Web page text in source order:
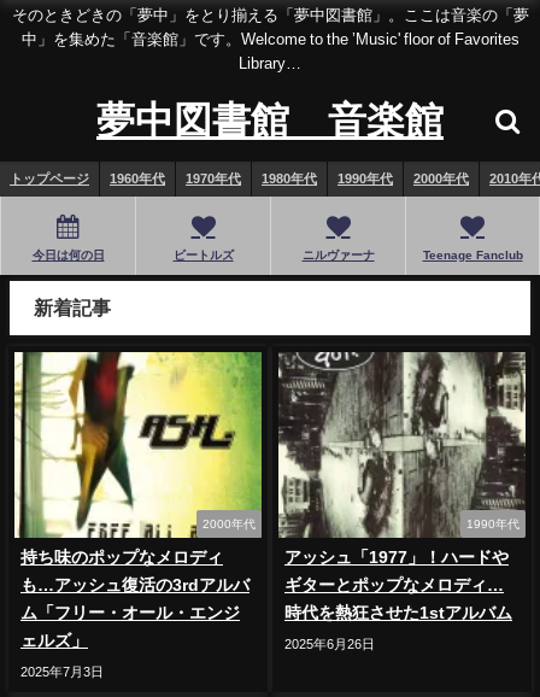
そのときどきの「夢中」をとり揃える「夢中図書館」。ここは音楽の「夢
中」を集めた「音楽館」です。Welcome to the ’Music' floor of Favorites
Library…
夢中図書館 音楽館
トップページ 1960年代 1970年代 1980年代 1990年代 2000年代 2010年
今日は何の日 ビートルズ ニルヴァーナ Teenage Fanclub
新着記事
2000年代
持ち味のポップなメロディ
も…アッシュ復活の3rdアルバ
ム「フリー・オール・エンジ
ェルズ」
2025年7月3日
1990年代
アッシュ「1977」！ハードや
ギターとポップなメロディ…
時代を熱狂させた1stアルバム
2025年6月26日